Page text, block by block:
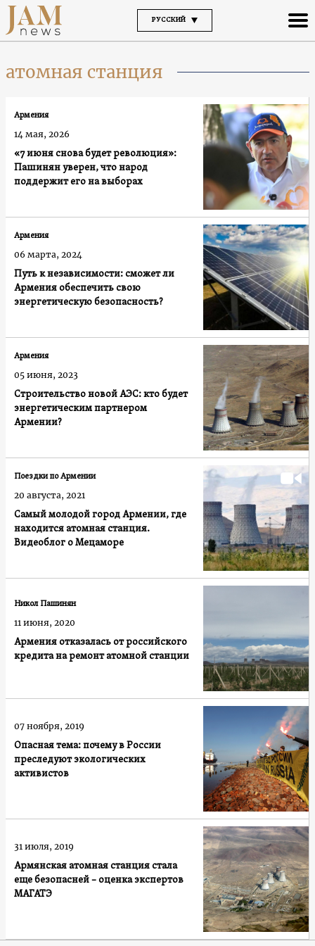
РУССКИЙ
атомная станция
«7 июня снова будет революция»:
Пашинян уверен, что народ
поддержит его на выборах
Армения
14 мая, 2026
Путь к независимости: сможет ли
Армения обеспечить свою
энергетическую безопасность?
Армения
06 марта, 2024
Строительство новой АЭС: кто будет
энергетическим партнером
Армении?
Армения
05 июня, 2023
Самый молодой город Армении, где
находится атомная станция.
Видеоблог о Мецаморе
Поездки по Армении
20 августа, 2021
Армения отказалась от российского
кредита на ремонт атомной станции
Никол Пашинян
11 июня, 2020
Опасная тема: почему в России
преследуют экологических
активистов
07 ноября, 2019
Армянская атомная станция стала
еще безопасней – оценка экспертов
МАГАТЭ
31 июля, 2019